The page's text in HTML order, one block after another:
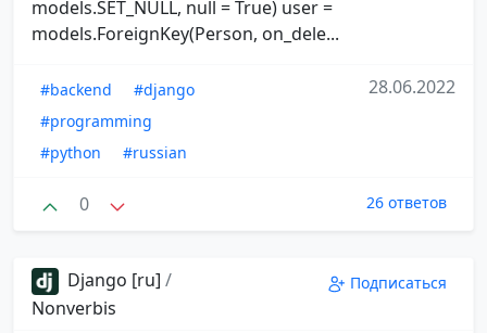
models.SET_NULL, null = True) user =
models.ForeignKey(Person, on_dele...
#backend
#django
#programming
#python
#russian
28.06.2022
0 26 ответов
Django [ru] /
Nonverbis
Подписаться